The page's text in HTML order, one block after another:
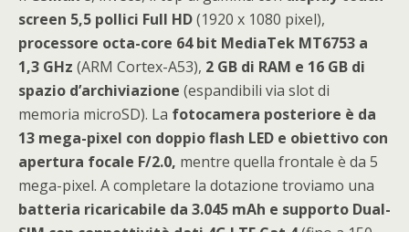
screen 5,5 pollici Full HD(1920 x 1080 pixel),
processore octa-core 64 bit MediaTek MT6753 a
1,3 GHz (ARM Cortex-A53), 2 GB di RAM e 16 GB di
spazio d’archiviazione (espandibili via slot di
memoria microSD). La fotocamera posteriore è da
13 mega-pixel con doppio flash LED e obiettivo con
apertura focale F/2.0, mentre quella frontale è da 5
mega-pixel. A completare la dotazione troviamo una
batteria ricaricabile da 3.045 mAh e supporto Dual-